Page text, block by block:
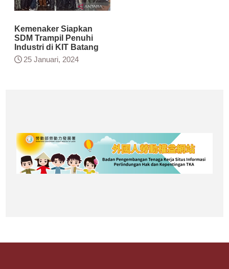
Kemenaker Siapkan
SDM Trampil Penuhi
Industri di KIT Batang
25 Januari, 2024